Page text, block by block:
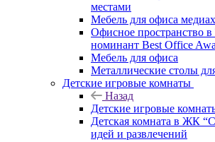
местами
Мебель для офиса
Офисное пространство
номинант Best Office
Мебель для офиса
Металлические столы
Детские игровые комнаты
Назад
Детские игровые
Детская комната в ЖК
идей и развлечений